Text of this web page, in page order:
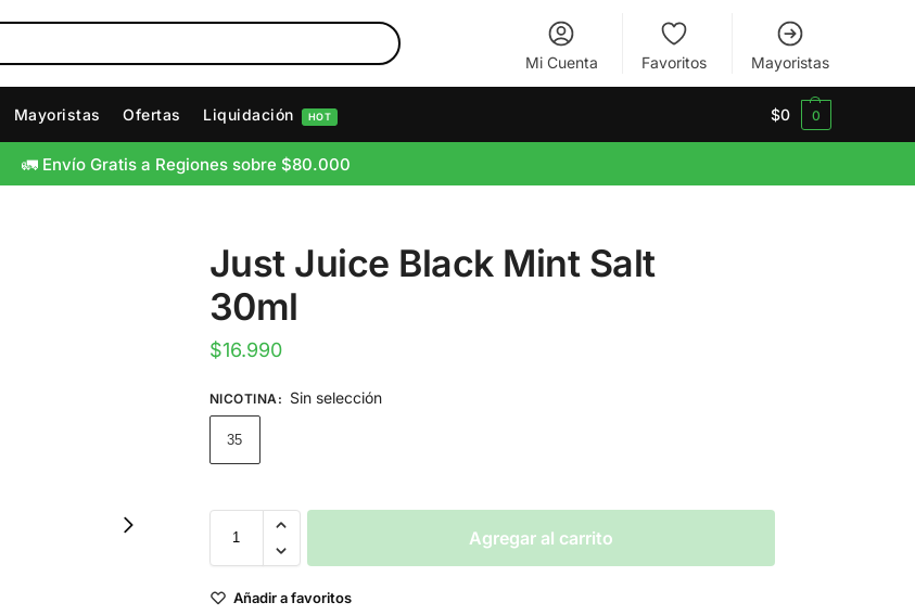
Mi Cuenta Favoritos Mayoristas
Mayoristas Ofertas Liquidación HOT $0 0
🚛 Envío Gratis a Regiones sobre $80.000
Just Juice Black Mint Salt
30ml
$16.990
NICOTINA : Sin selección
35
Agregar al carrito
Añadir a favoritos